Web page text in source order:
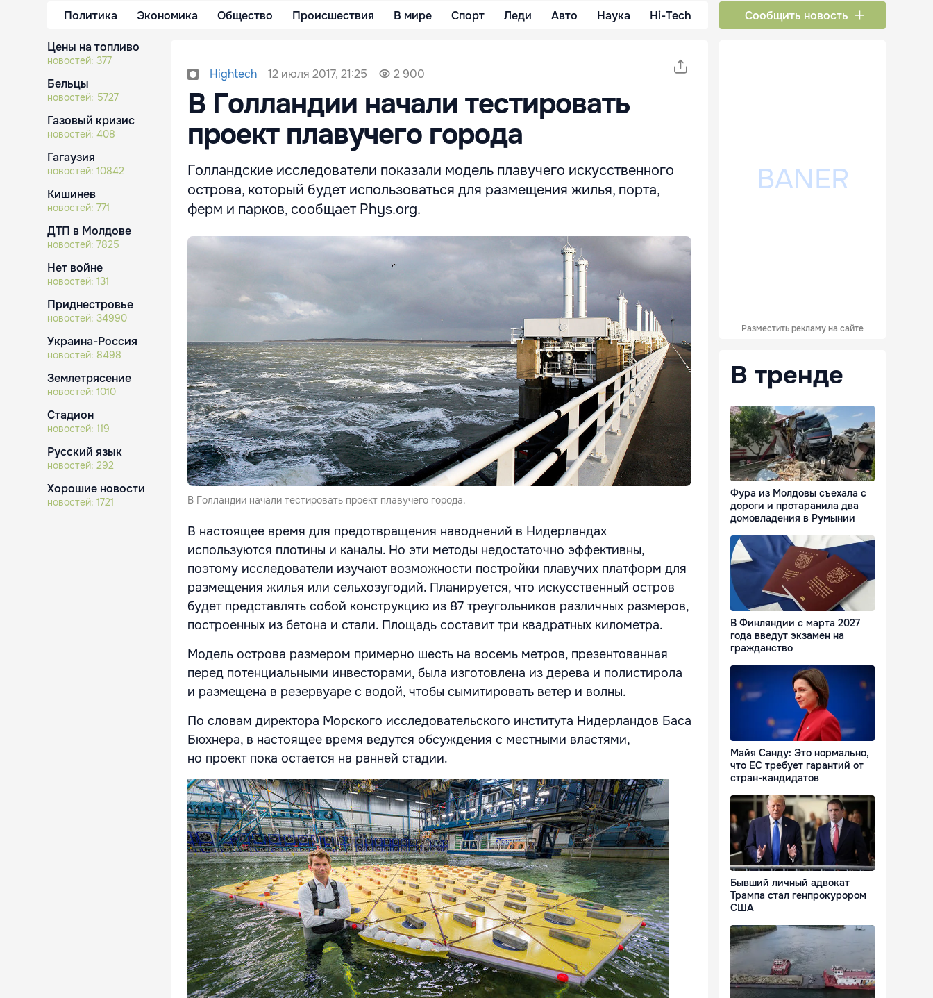
Политика Экономика Общество Происшествия В мире Спорт Леди Авто Наука Hi-Tech Сообщить новость
Цены на топливо
новостей: 377
Бельцы
новостей: 5727
Газовый кризис
новостей: 408
Гагаузия
новостей: 10842
Кишинев
новостей: 771
ДТП в Молдове
новостей: 7825
Нет войне
новостей: 131
Приднестровье
новостей: 34990
Украина-Россия
новостей: 8498
Землетрясение
новостей: 1010
Стадион
новостей: 119
Русский язык
новостей: 292
Хорошие новости
новостей: 1721
Hightech 12 июля 2017, 21:25 2 900
В Голландии начали тестировать
проект плавучего города
Голландские исследователи показали модель плавучего искусственного
острова, который будет использоваться для размещения жилья, порта,
ферм и парков, сообщает Phys.org.
В Голландии начали тестировать проект плавучего города.
В настоящее время для предотвращения наводнений в Нидерландах
используются плотины и каналы. Но эти методы недостаточно эффективны,
поэтому исследователи изучают возможности постройки плавучих платформ для
размещения жилья или сельхозугодий. Планируется, что искусственный остров
будет представлять собой конструкцию из 87 треугольников различных размеров,
построенных из бетона и стали. Площадь составит три квадратных километра.
Модель острова размером примерно шесть на восемь метров, презентованная
перед потенциальными инвесторами, была изготовлена из дерева и полистирола
и размещена в резервуаре с водой, чтобы сымитировать ветер и волны.
По словам директора Морского исследовательского института Нидерландов Баса
Бюхнера, в настоящее время ведутся обсуждения с местными властями,
но проект пока остается на ранней стадии.
Разместить рекламу на сайте
В тренде
Фура из Молдовы съехала с
дороги и протаранила два
домовладения в Румынии
В Финляндии с марта 2027
года введут экзамен на
гражданство
Майя Санду: Это нормально,
что ЕС требует гарантий от
стран-кандидатов
Бывший личный адвокат
Трампа стал генпрокурором
США